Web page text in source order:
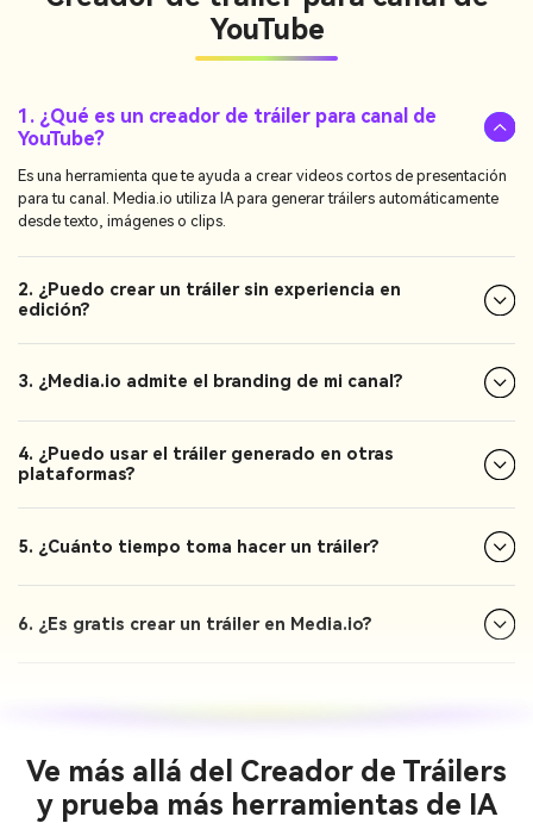
YouTube
1. ¿Qué es un creador de tráiler para canal de
YouTube?
Es una herramienta que te ayuda a crear videos cortos de presentación
para tu canal. Media.io utiliza IA para generar tráilers automáticamente
desde texto, imágenes o clips.
2. ¿Puedo crear un tráiler sin experiencia en
edición?
3. ¿Media.io admite el branding de mi canal?
4. ¿Puedo usar el tráiler generado en otras
plataformas?
5. ¿Cuánto tiempo toma hacer un tráiler?
6. ¿Es gratis crear un tráiler en Media.io?
Ve más allá del Creador de Tráilers
y prueba más herramientas de IA